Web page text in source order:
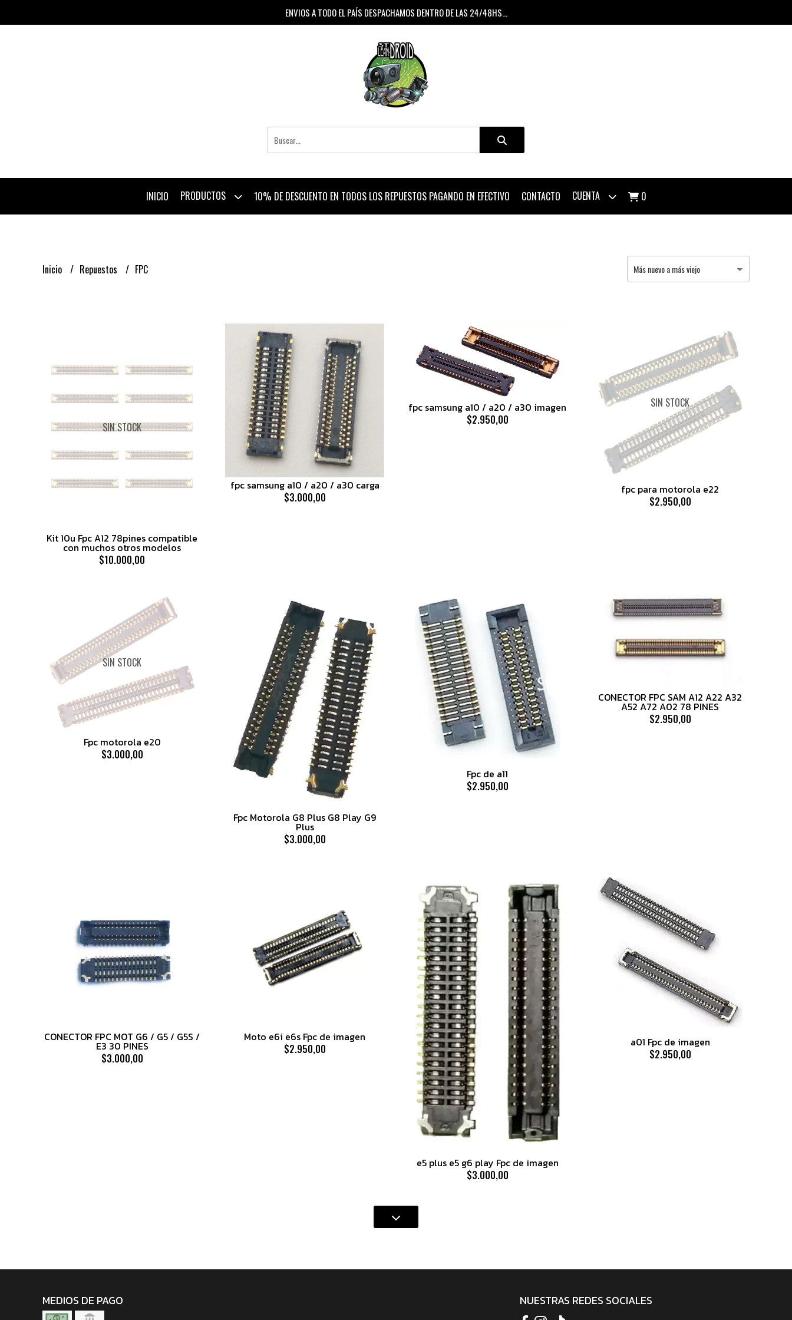
ENVIOS A TODO EL PAÍS DESPACHAMOS DENTRO DE LAS 24/48HS...
INICIO PRODUCTOS 10% DE DESCUENTO EN TODOS LOS REPUESTOS PAGANDO EN EFECTIVO CONTACTO CUENTA 0
Inicio Repuestos FPC
SIN STOCK
Kit 10u Fpc A12 78pines compatible
con muchos otros modelos
$10.000,00
fpc samsung a10 / a20 / a30 carga
$3.000,00
fpc samsung a10 / a20 / a30 imagen
$2.950,00
SIN STOCK
fpc para motorola e22
$2.950,00
SIN STOCK
Fpc motorola e20
$3.000,00
Fpc Motorola G8 Plus G8 Play G9
Plus
$3.000,00
Fpc de a11
$2.950,00
CONECTOR FPC SAM A12 A22 A32
A52 A72 A02 78 PINES
$2.950,00
CONECTOR FPC MOT G6 / G5 / G5S /
E3 30 PINES
$3.000,00
Moto e6i e6s Fpc de imagen
$2.950,00
e5 plus e5 g6 play Fpc de imagen
$3.000,00
a01 Fpc de imagen
$2.950,00
MEDIOS DE PAGO NUESTRAS REDES SOCIALES